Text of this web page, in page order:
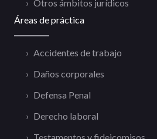
Otros ámbitos jurídicos
Áreas de práctica
Accidentes de trabajo
Daños corporales
Defensa Penal
Derecho laboral
Testamentos y fideicomisos